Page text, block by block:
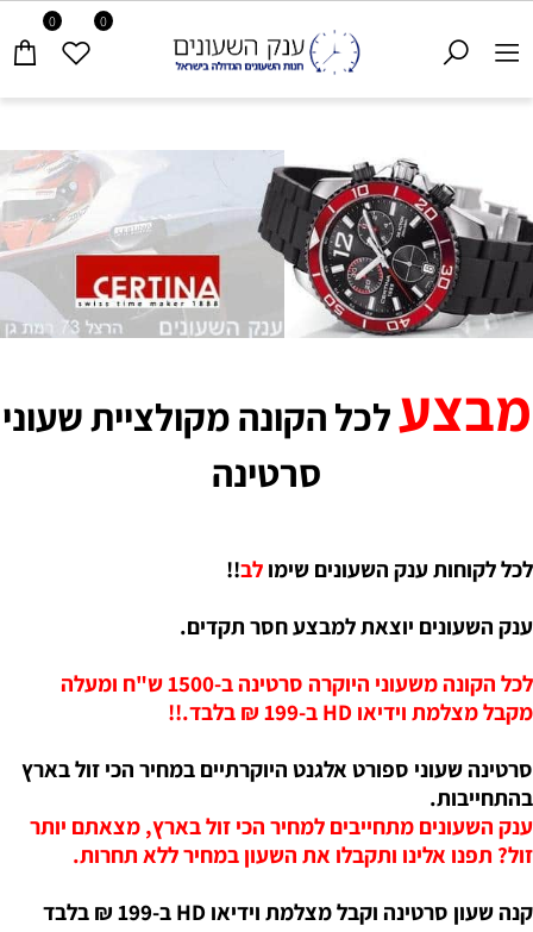
0 0
מבצעלכל הקונה מקולצייתשעוני
סרטינה
לכל לקוחות ענק השעונים שימו לב!!
ענק השעונים יוצאת למבצע חסר תקדים.
לכל הקונה משעוני היוקרה סרטינה ב-1500 ש"ח ומעלה
מקבל מצלמת וידיאו HD ב-199 ₪ בלבד.!!
סרטינה שעוני ספורט אלגנט היוקרתיים במחיר הכי זול בארץ
בהתחייבות.
ענק השעונים מתחייבים למחיר הכי זול בארץ, מצאתם יותר
זול? תפנו אלינו ותקבלו את השעון במחיר ללא תחרות.
קנה שעון סרטינה וקבל מצלמת וידיאו HD ב-199 ₪ בלבד